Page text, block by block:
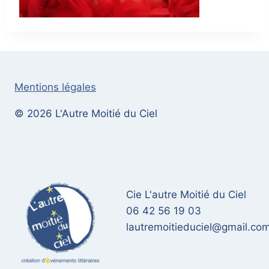
Mentions légales
© 2026 L'Autre Moitié du Ciel
Cie L'autre Moitié du Ciel
06 42 56 19 03